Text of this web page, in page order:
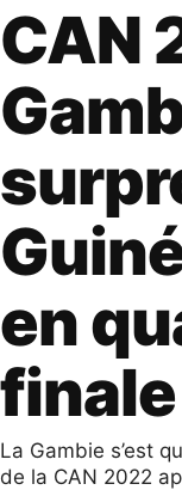
CAN
en
finale
La Gambie s’est
de la CAN 2022